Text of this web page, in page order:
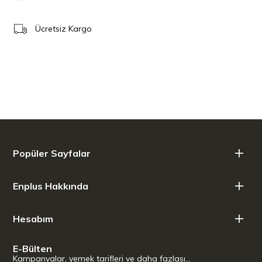
En iyi kondense etkisi
sunar ve maksimum kondense verimlilik sınıfına girer.
Çamaşırlarınızı bugüne kadar hiç olmadığı kadar sessiz kurutun!
fermuarlı kıyafetlerde duyulan sesleri yarı yarıya azaltır. Bunu
sağlar. Böylece kurutma makinenizi oturma odanızın yakınında da
Entegre yoğuşma suyu tahliye hattı
Ücretsiz Kargo
Popüler Sayfalar
Enplus Hakkında
Hesabım
E-Bülten
Kampanyalar, yemek tarifleri ve daha fazlası…